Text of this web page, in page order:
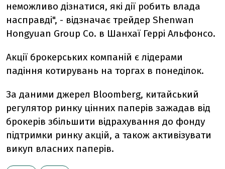
неможливо дізнатися, які дії робить влада
насправді", - відзначає трейдер Shenwan
Hongyuan Group Co. в Шанхаї Геррі Альфонсо.
Акції брокерських компаній є лідерами
падіння котирувань на торгах в понеділок.
За даними джерел Bloomberg, китайський
регулятор ринку цінних паперів зажадав від
брокерів збільшити відрахування до фонду
підтримки ринку акцій, а також активізувати
викуп власних паперів.